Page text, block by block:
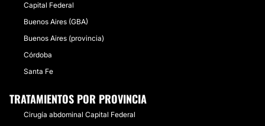
Capital Federal
Buenos Aires (GBA)
Buenos Aires (provincia)
Córdoba
Santa Fe
TRATAMIENTOS POR PROVINCIA
Cirugía abdominal Capital Federal